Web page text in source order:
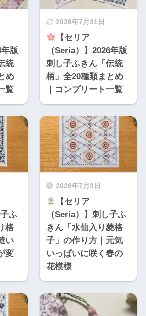
版
統
め
覧
2026年7月31日
【セリア
（Seria）】2026年版
刺し子ふきん「伝統
柄」全20種類まとめ
｜コンプリート一覧
ふ
格
い
変
2026年7月3日
【セリア
（Seria）】刺し子ふ
きん「水仙入り菱格
子」の作り方｜元気
いっぱいに咲く春の
花模様